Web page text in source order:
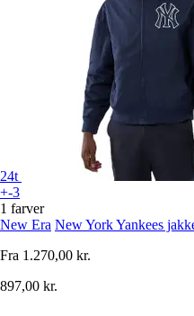
24t
+-3
1 farver
New Era New York Yankees
Fra 1.270,00 kr.
897,00 kr.